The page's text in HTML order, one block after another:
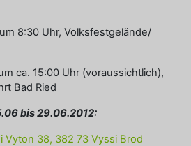
8:30 Uhr, Volksfestgelände/
ca. 15:00 Uhr (voraussichtlich),
Bad Ried
bis 29.06.2012:
Vyton 38, 382 73 Vyssi Brod